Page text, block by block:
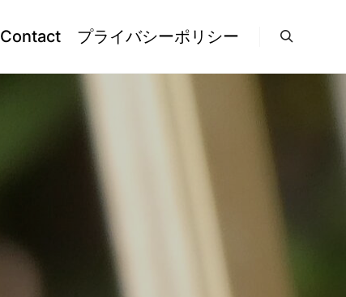
Contact プライバシーポリシー